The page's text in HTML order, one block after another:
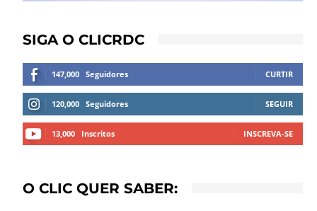
SIGA O CLICRDC
147,000 Seguidores CURTIR
120,000 Seguidores SEGUIR
13,000 Inscritos INSCREVA-SE
O CLIC QUER SABER: